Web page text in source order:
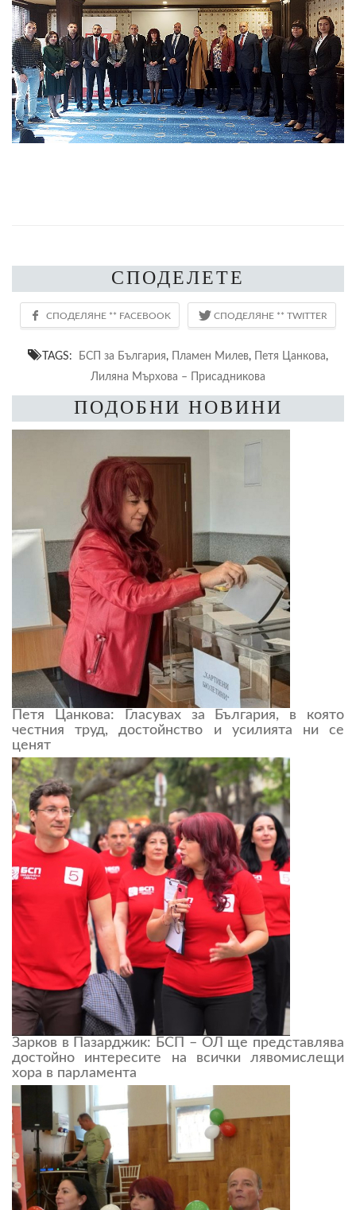
СПОДЕЛЕТЕ
TAGS: БСП за България, Пламен Милев, Петя Цанкова,
Лиляна Мърхова – Присадникова
ПОДОБНИ НОВИНИ
Петя Цанкова: Гласувах за България, в която
честния труд, достойнство и усилията ни се
ценят
Зарков в Пазарджик: БСП – ОЛ ще представлява
достойно интересите на всички лявомислещи
хора в парламента